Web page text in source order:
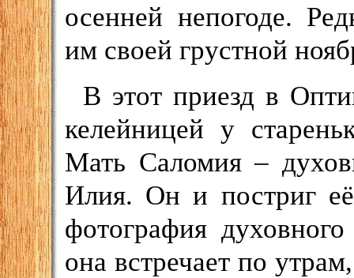
осенней непогоде.
им своей грустной
В этот приезд в
келейницей у
Мать Саломия –
Илия. Он и постриг
фотография
она встречает по